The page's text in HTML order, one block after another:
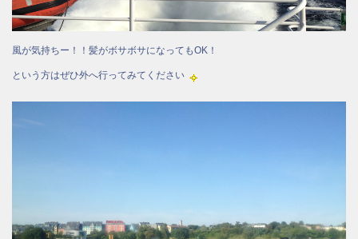
風が気持ちー！！髪がボサボサになってもOK！
という方はぜひ外へ行ってみてください